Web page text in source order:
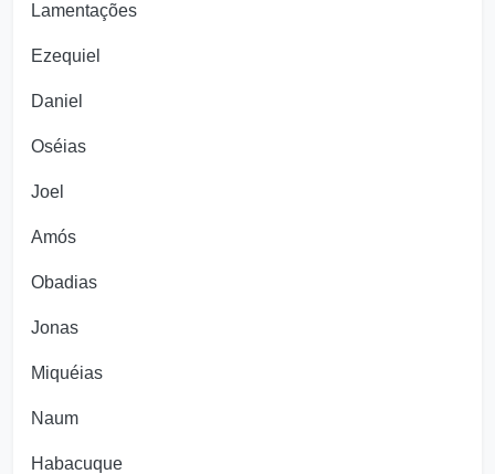
Lamentações
Ezequiel
Daniel
Oséias
Joel
Amós
Obadias
Jonas
Miquéias
Naum
Habacuque